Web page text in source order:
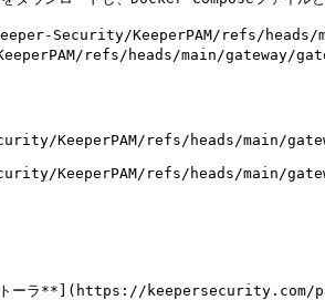
Security/KeeperPAM/refs/heads/
refs/heads/main/gateway/
KeeperPAM/refs/heads/main/
KeeperPAM/refs/heads/main/
ストーラ**](https://